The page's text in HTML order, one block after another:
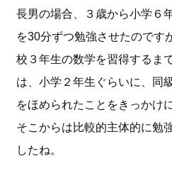
長男の場合、３歳から小学６
を30分ずつ勉強させたのです
校３年生の数学を習得するま
は、小学２年生ぐらいに、同
をほめられたことをきっかけ
そこからは比較的主体的に勉
したね。